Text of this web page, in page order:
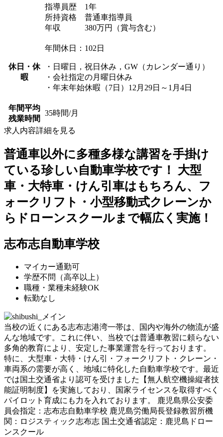
指導員歴 1年
所持資格 普通車指導員
年収 380万円（賞与含む）
休日・休
暇
年間休日：102日
・日曜日，祝日休み，GW（カレンダー通り）
・会社指定の月曜日休み
・年末年始休暇（7日）12月29日～1月4日
年間平均
残業時間
35時間/月
求人内容詳細を見る
普通車以外に多種多様な講習を手掛け
ている珍しい自動車学校です！ 大型
車・大特車・けん引車はもちろん、フ
ォークリフト・小型移動式クレーンか
らドローンスクールまで幅広く実施！
志布志自動車学校
マイカー通勤可
学歴不問（高卒以上）
職種・業種未経験OK
転勤なし
当校の近くにある志布志港湾一帯は、国内や海外の物流が盛
んな地域です。これに伴い、当校では普通車教習に頼らない
多角的教育により、安定した事業運営を行っております。
特に、大型車・大特・けん引・フォークリフト・クレーン・
車両系の需要が高く、地域に特化した自動車学校です。最近
では国土交通省より認可を受けました【無人航空機操縦者技
能証明制度】を実施しており、国家ライセンスを取得すべく
パイロット育成にも力を入れております。 鹿児島県公安委
員会指定：志布志自動車学校 鹿児島労働局長登録教習所機
関：ロジスティック志布志 国土交通省認定：鹿児島ドロー
ンスクール